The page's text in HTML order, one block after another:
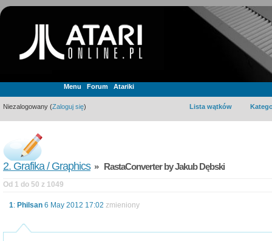
Menu Forum Atariki
Niezalogowany (Zaloguj się) Lista wątków
2. Grafika / Graphics» RastaConverter by Jakub Dębski
Od 1 do 50 z 1049
1: Philsan 6 May 2012 17:02 zmieniony